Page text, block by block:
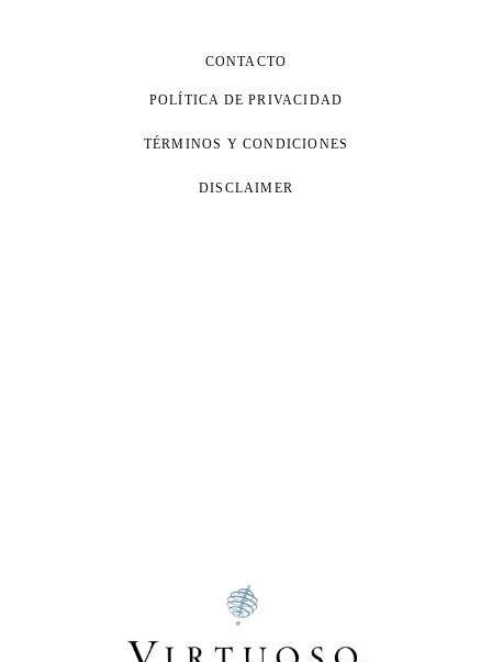
CONTACTO
POLÍTICA DE PRIVACIDAD
TÉRMINOS Y CONDICIONES
DISCLAIMER